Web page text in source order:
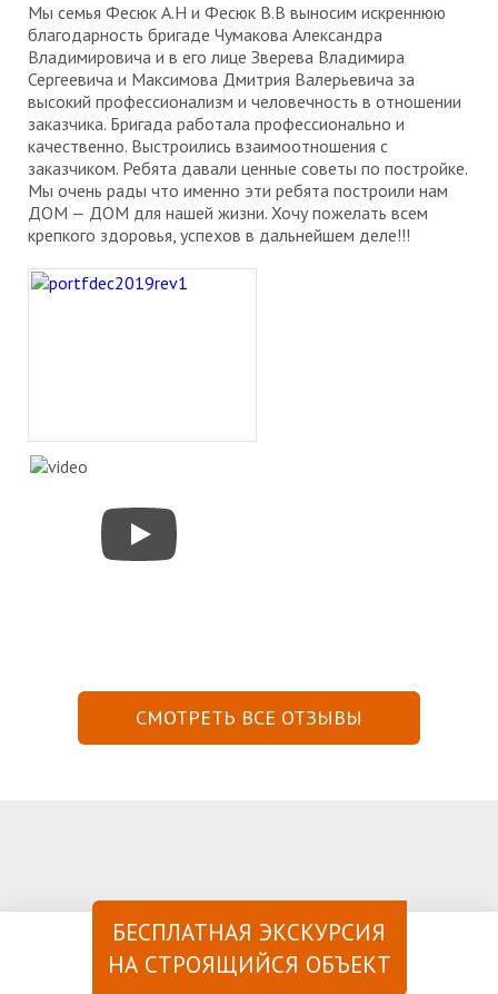
Мы семья Фесюк А.Н и Фесюк В.В выносим искреннюю
благодарность бригаде Чумакова Александра
Владимировича и в его лице Зверева Владимира
Сергеевича и Максимова Дмитрия Валерьевича за
высокий профессионализм и человечность в отношении
заказчика. Бригада работала профессионально и
качественно. Выстроились взаимоотношения с
заказчиком. Ребята давали ценные советы по постройке.
Мы очень рады что именно эти ребята построили нам
ДОМ — ДОМ для нашей жизни. Хочу пожелать всем
крепкого здоровья, успехов в дальнейшем деле!!!
СМОТРЕТЬ ВСЕ ОТЗЫВЫ
БЕСПЛАТНАЯ ЭКСКУРСИЯ
НА СТРОЯЩИЙСЯ ОБЪЕКТ